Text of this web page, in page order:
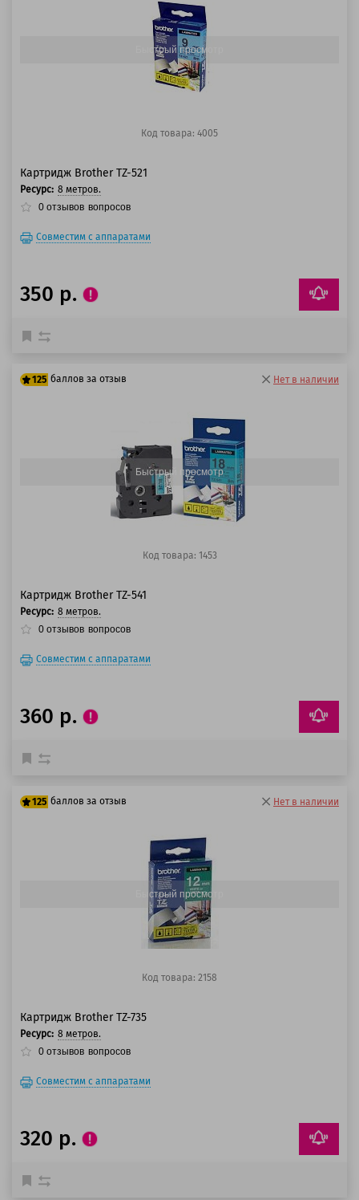
Быстрый просмотр
Код товара: 4005
Картридж Brother TZ-521
Ресурс: 8 метров.
0 отзывов вопросов
Совместим с аппаратами
350 р.
125 баллов за отзыв Нет в наличии
Быстрый просмотр
Код товара: 1453
Картридж Brother TZ-541
Ресурс: 8 метров.
0 отзывов вопросов
Совместим с аппаратами
360 р.
125 баллов за отзыв Нет в наличии
Быстрый просмотр
Код товара: 2158
Картридж Brother TZ-735
Ресурс: 8 метров.
0 отзывов вопросов
Совместим с аппаратами
320 р.